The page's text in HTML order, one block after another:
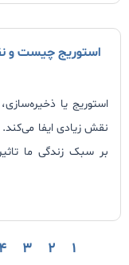
استوریج چیست و
استوریج یا
نقش زیادی ایفا
بر سبک زندگی ما
۱ ۲ ۳ ۴